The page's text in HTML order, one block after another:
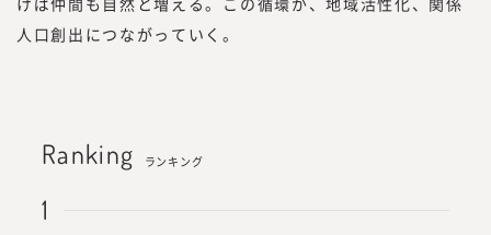
人口創出につながっていく。
Ranking ランキング